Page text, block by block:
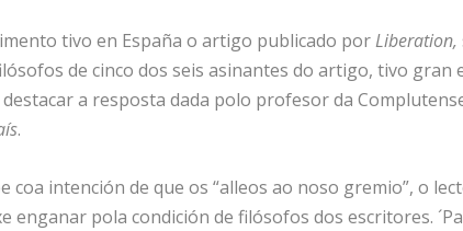
tivo en España o artigo publicado porLiberation,
de cinco dos seis asinantes do artigo, tivo gran
a resposta dada polo profesor da
.
coa intención de que os “alleos ao noso gremio”, o
enganar pola condición de filósofos dos escritores.